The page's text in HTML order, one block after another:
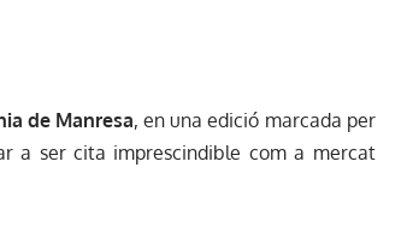
de Manresa, en una edició marcada per
a ser cita imprescindible com a mercat